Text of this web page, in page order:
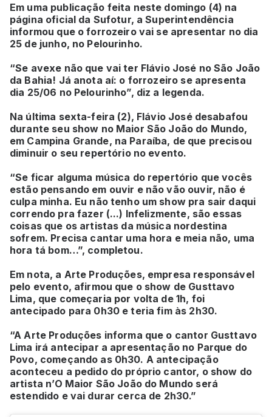
Em uma publicação feita neste domingo (4) na
página oficial da Sufotur, a Superintendência
informou que o forrozeiro vai se apresentar no dia
25 de junho, no Pelourinho.
“Se avexe não que vai ter Flávio José no São João
da Bahia! Já anota aí: o forrozeiro se apresenta
dia 25/06 no Pelourinho”, diz a legenda.
Na última sexta-feira (2), Flávio José desabafou
durante seu show no Maior São João do Mundo,
em Campina Grande, na Paraíba, de que precisou
diminuir o seu repertório no evento.
“Se ficar alguma música do repertório que vocês
estão pensando em ouvir e não vão ouvir, não é
culpa minha. Eu não tenho um show pra sair daqui
correndo pra fazer (...) Infelizmente, são essas
coisas que os artistas da música nordestina
sofrem. Precisa cantar uma hora e meia não, uma
hora tá bom…”, completou.
Em nota, a Arte Produções, empresa responsável
pelo evento, afirmou que o show de Gusttavo
Lima, que começaria por volta de 1h, foi
antecipado para 0h30 e teria fim às 2h30.
“A Arte Produções informa que o cantor Gusttavo
Lima irá antecipar a apresentação no Parque do
Povo, começando as 0h30. A antecipação
aconteceu a pedido do próprio cantor, o show do
artista n’O Maior São João do Mundo será
estendido e vai durar cerca de 2h30.”